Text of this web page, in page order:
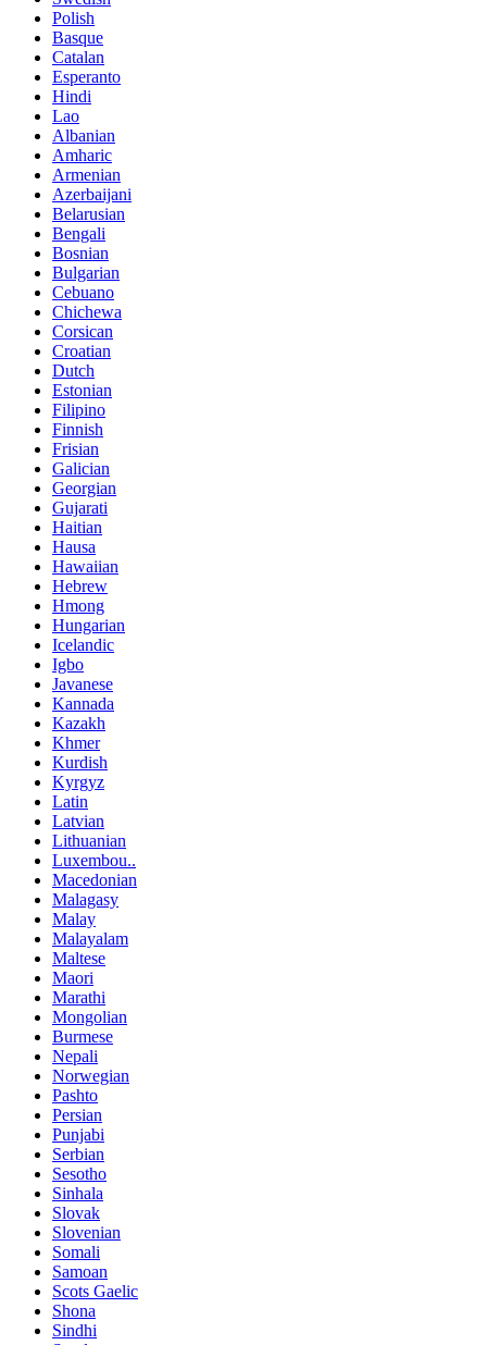
Polish
Basque
Catalan
Esperanto
Hindi
Lao
Albanian
Amharic
Armenian
Azerbaijani
Belarusian
Bengali
Bosnian
Bulgarian
Cebuano
Chichewa
Corsican
Croatian
Dutch
Estonian
Filipino
Finnish
Frisian
Galician
Georgian
Gujarati
Haitian
Hausa
Hawaiian
Hebrew
Hmong
Hungarian
Icelandic
Igbo
Javanese
Kannada
Kazakh
Khmer
Kurdish
Kyrgyz
Latin
Latvian
Lithuanian
Luxembou..
Macedonian
Malagasy
Malay
Malayalam
Maltese
Maori
Marathi
Mongolian
Burmese
Nepali
Norwegian
Pashto
Persian
Punjabi
Serbian
Sesotho
Sinhala
Slovak
Slovenian
Somali
Samoan
Scots Gaelic
Shona
Sindhi